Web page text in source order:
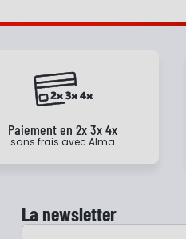
Paiement en 2x 3x 4x
sans frais avec Alma
La newsletter
Adresse e-mail